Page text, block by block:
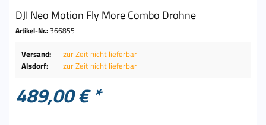
DJI Neo Motion Fly More Combo Drohne
Artikel-Nr.:366855
Versand:
zur Zeit nicht lieferbar
Alsdorf:
zur Zeit nicht lieferbar
489,00 € *